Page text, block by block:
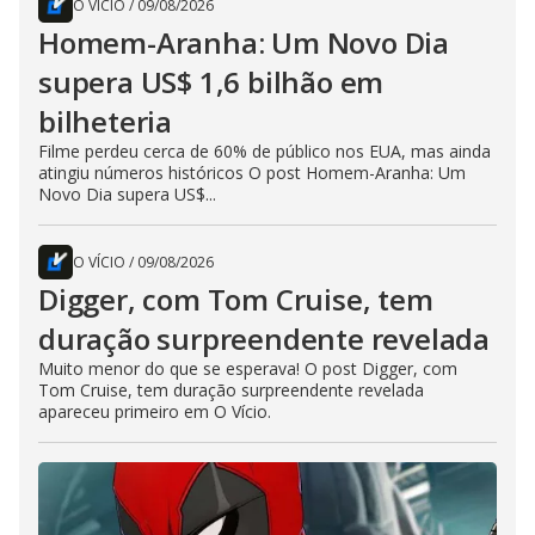
O VÍCIO / 09/08/2026
Homem-Aranha: Um Novo Dia
supera US$ 1,6 bilhão em
bilheteria
Filme perdeu cerca de 60% de público nos EUA, mas ainda
atingiu números históricos O post Homem-Aranha: Um
Novo Dia supera US$...
O VÍCIO / 09/08/2026
Digger, com Tom Cruise, tem
duração surpreendente revelada
Muito menor do que se esperava! O post Digger, com
Tom Cruise, tem duração surpreendente revelada
apareceu primeiro em O Vício.